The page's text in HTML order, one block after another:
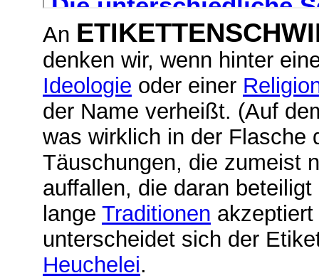
An
denken wir, wenn hinter
Ideologie oder einer
der Name verheißt. (Auf
was wirklich in der Flasche
Täuschungen, die zumeist
auffallen, die daran
lange Traditionen
unterscheidet sich der
Heuchelei.